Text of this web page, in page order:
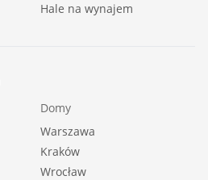
Hale na wynajem
Domy
Warszawa
Kraków
Wrocław